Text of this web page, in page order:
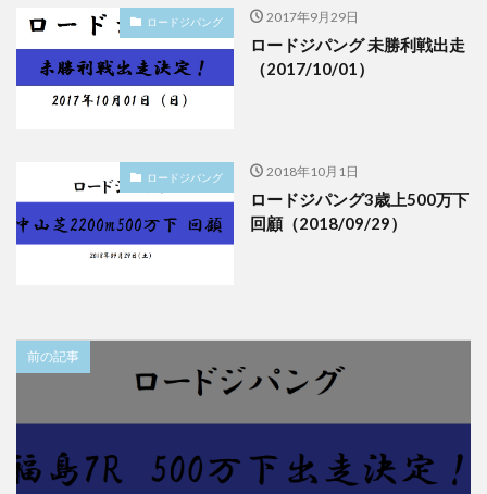
ロードジパング 2017年9月29日
ロードジパング 未勝利戦出走
（2017/10/01）
ロードジパング 2018年10月1日
ロードジパング3歳上500万下
回顧（2018/09/29）
前の記事